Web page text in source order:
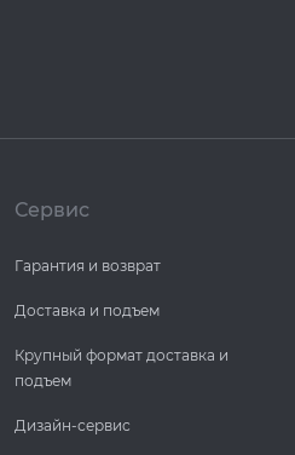
Сервис
Гарантия и возврат
Доставка и подъем
Крупный формат доставка и
подъем
Дизайн-сервис